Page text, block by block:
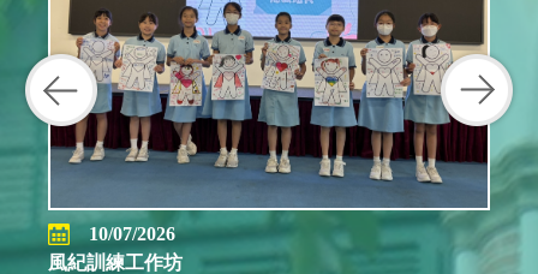
10/07/2026
風紀訓練工作坊